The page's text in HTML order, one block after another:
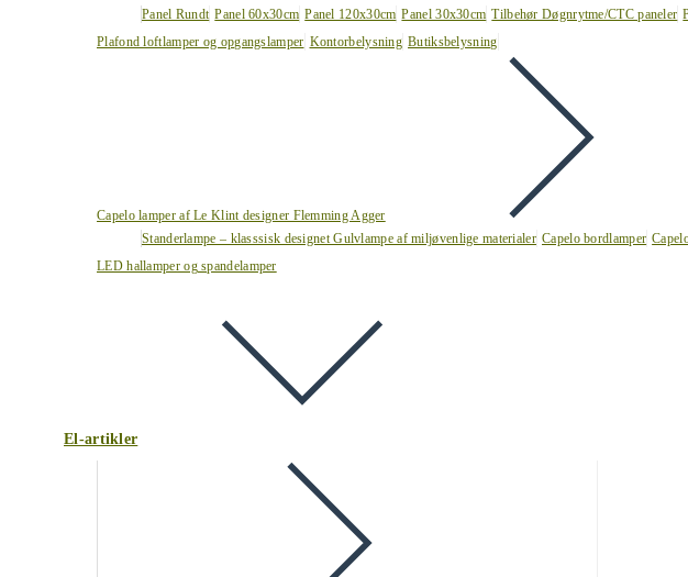
Panel Rundt Panel 60x30cm Panel 120x30cm Panel 30x30cm Tilbehør Døgnrytme/CTC paneler
Plafond loftlamper og opgangslamper Kontorbelysning Butiksbelysning
Capelo lamper af Le Klint designer Flemming Agger
Standerlampe – klasssisk designet Gulvlampe af miljøvenlige materialer Capelo bordlamper
LED hallamper og spandelamper
El-artikler